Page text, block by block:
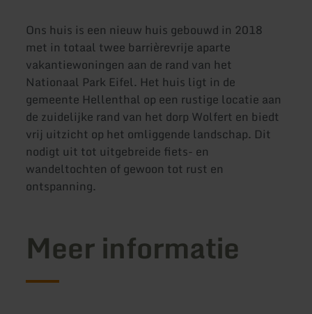
Ons huis is een nieuw huis gebouwd in 2018
met in totaal twee barrièrevrije aparte
vakantiewoningen aan de rand van het
Nationaal Park Eifel. Het huis ligt in de
gemeente Hellenthal op een rustige locatie aan
de zuidelijke rand van het dorp Wolfert en biedt
vrij uitzicht op het omliggende landschap. Dit
nodigt uit tot uitgebreide fiets- en
wandeltochten of gewoon tot rust en
ontspanning.
Meer informatie